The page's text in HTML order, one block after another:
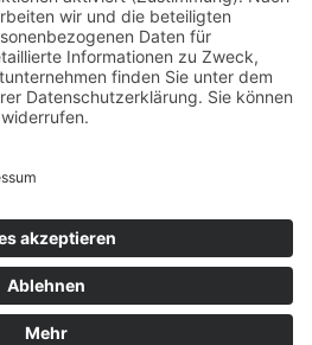
Software © phpBB Limited
phpBB.de
Usage: 10.13 MiB | GZIP: Off